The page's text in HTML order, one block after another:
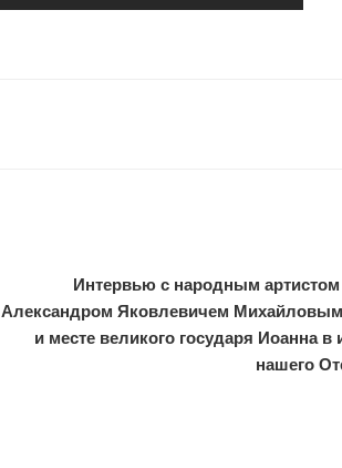
Интервью с народным
Александром Яковлевичем
и месте великого государя Иоанна в
нашего